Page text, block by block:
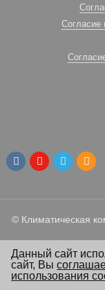
Согласие
© Климатическая
Данный сайт
сайт, Вы
использования